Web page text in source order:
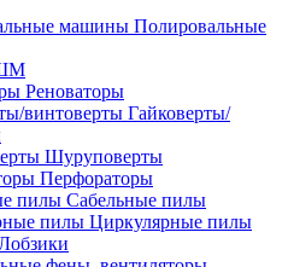
Полировальные
Реноваторы
Гайковерты/
Шуруповерты
Перфораторы
Сабельные пилы
Циркулярные пилы